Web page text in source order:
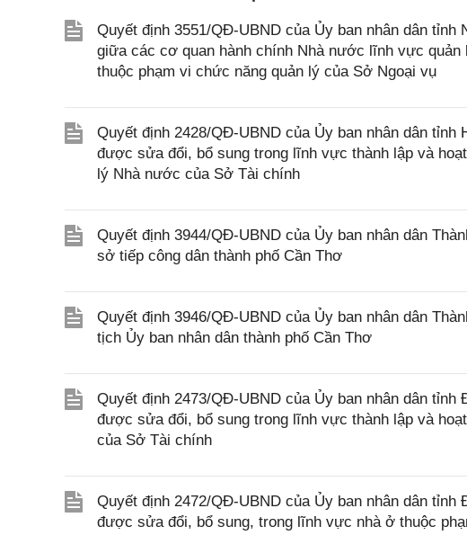
Quyết định 3551/QĐ-UBND của Ủy ban nhân dân tỉnh
giữa các cơ quan hành chính Nhà nước lĩnh vực
thuộc phạm vi chức năng quản lý của Sở Ngoại vụ
Quyết định 2428/QĐ-UBND của Ủy ban nhân dân
được sửa đổi, bổ sung trong lĩnh vực thành lập và
lý Nhà nước của Sở Tài chính
Quyết định 3944/QĐ-UBND của Ủy ban nhân dân
sở tiếp công dân thành phố Cần Thơ
Quyết định 3946/QĐ-UBND của Ủy ban nhân dân
tịch Ủy ban nhân dân thành phố Cần Thơ
Quyết định 2473/QĐ-UBND của Ủy ban nhân dân
được sửa đổi, bổ sung trong lĩnh vực thành lập và
của Sở Tài chính
Quyết định 2472/QĐ-UBND của Ủy ban nhân dân
được sửa đổi, bổ sung, trong lĩnh vực nhà ở thuộc